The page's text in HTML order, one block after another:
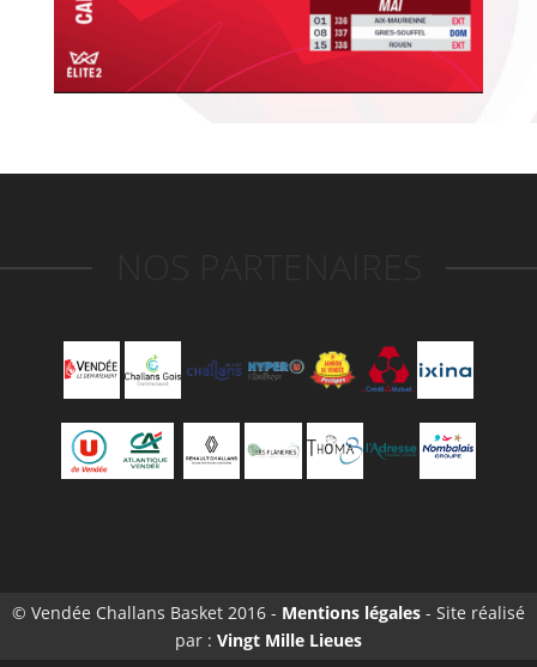
© Vendée Challans Basket 2016 - Mentions légales - Site réalisé
par : Vingt Mille Lieues